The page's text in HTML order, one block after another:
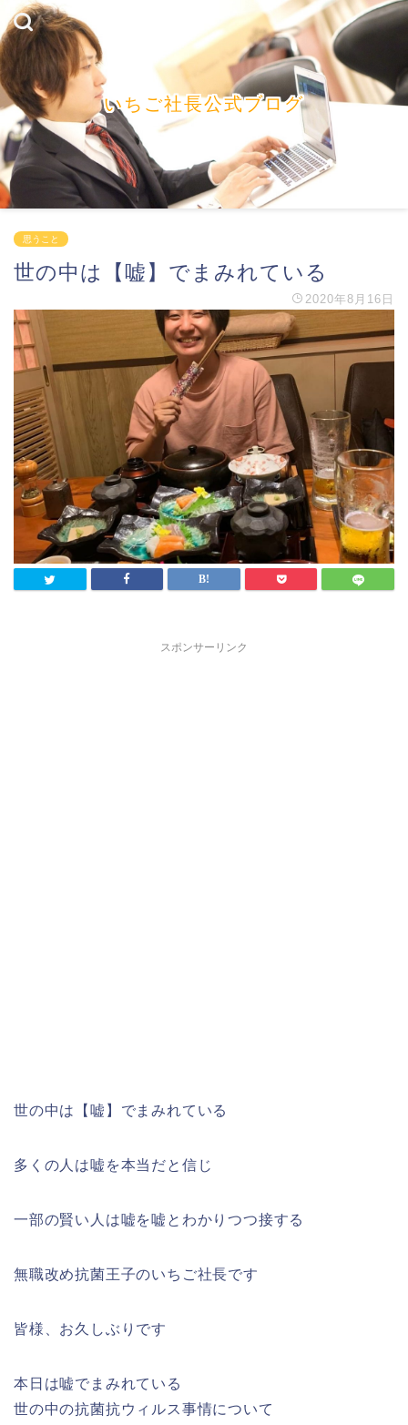
いちご社長公式ブログ
思うこと
世の中は【嘘】でまみれている
2020年8月16日
スポンサーリンク
世の中は【嘘】でまみれている
多くの人は嘘を本当だと信じ
一部の賢い人は嘘を嘘とわかりつつ接する
無職改め抗菌王子のいちご社長です
皆様、お久しぶりです
本日は嘘でまみれている
世の中の抗菌抗ウィルス事情について